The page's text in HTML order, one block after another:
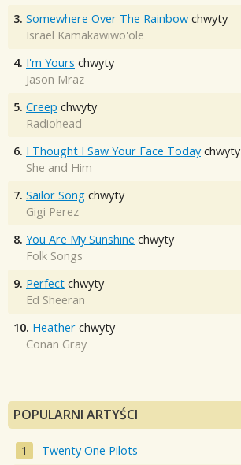
3. Somewhere Over The Rainbow chwyty
Israel Kamakawiwo'ole
4. I'm Yours chwyty
Jason Mraz
5. Creep chwyty
Radiohead
6. I Thought I Saw Your Face Today chwyty
She and Him
7. Sailor Song chwyty
Gigi Perez
8. You Are My Sunshine chwyty
Folk Songs
9. Perfect chwyty
Ed Sheeran
10. Heather chwyty
Conan Gray
POPULARNI ARTYŚCI
Twenty One Pilots